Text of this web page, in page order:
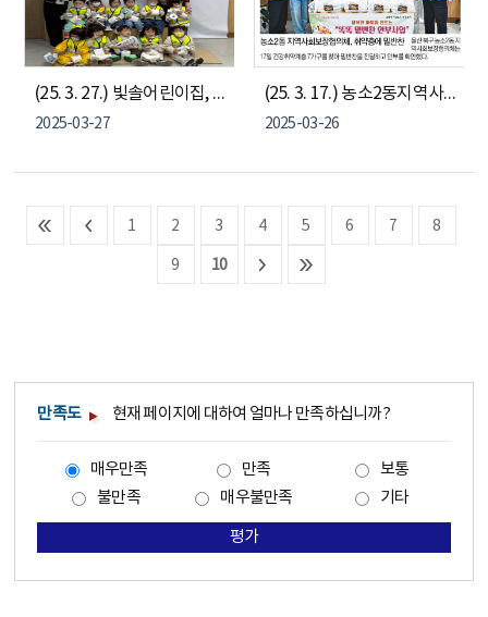
(25. 3. 27.) 빛솔어린이집, 우유팩 휴지 교환 동참
2025-03-27
(25. 3. 17.) 농소2동지역사회보장협의체, 똑똑 밑반찬 안부사업
2025-03-26
1 2 3 4 5 6 7 8
9 10
만족도 현재 페이지에 대하여 얼마나 만족하십니까?
매우만족 만족
보통
불만족
매우불만족 기타
평가